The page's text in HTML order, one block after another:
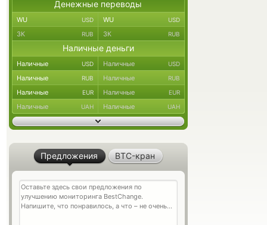
Денежные переводы
WU USD WU USD
ЗК RUB ЗК RUB
Наличные деньги
Наличные USD Наличные USD
Наличные RUB Наличные RUB
Наличные EUR Наличные EUR
Наличные UAH Наличные UAH
Предложения BTC-кран